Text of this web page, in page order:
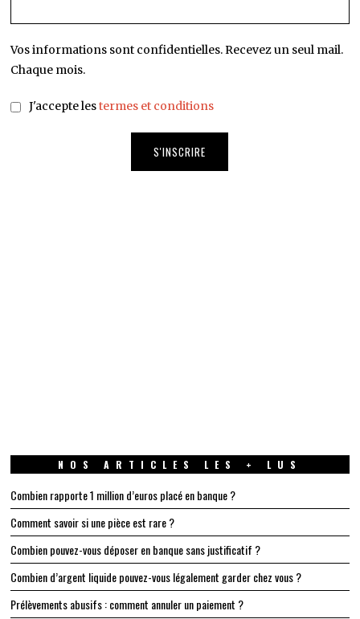
Vos informations sont confidentielles. Recevez un seul mail.
Chaque mois.
J'accepte lestermes et conditions
NOS ARTICLES LES + LUS
Combien rapporte 1 million d’euros placé en banque ?
Comment savoir si une pièce est rare ?
Combien pouvez-vous déposer en banque sans justificatif ?
Combien d’argent liquide pouvez-vous légalement garder chez vous ?
Prélèvements abusifs : comment annuler un paiement ?